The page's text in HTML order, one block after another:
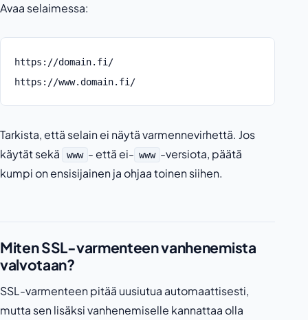
Avaa selaimessa:
https://domain.fi/
https://www.domain.fi/
Tarkista, että selain ei näytä varmennevirhettä. Jos
käytät sekä
www - että ei- www -versiota, päätä
kumpi on ensisijainen ja ohjaa toinen siihen.
Miten SSL-varmenteen vanhenemista
valvotaan?
SSL-varmenteen pitää uusiutua automaattisesti,
mutta sen lisäksi vanhenemiselle kannattaa olla